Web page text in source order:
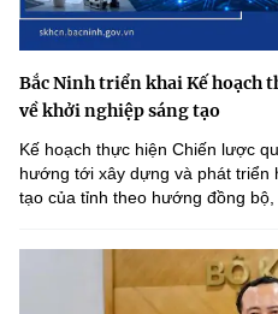
Bắc Ninh triển khai Kế hoạch
về khởi nghiệp sáng tạo
Kế hoạch thực hiện Chiến lược
hướng tới xây dựng và phát triển
tạo của tỉnh theo hướng đồng